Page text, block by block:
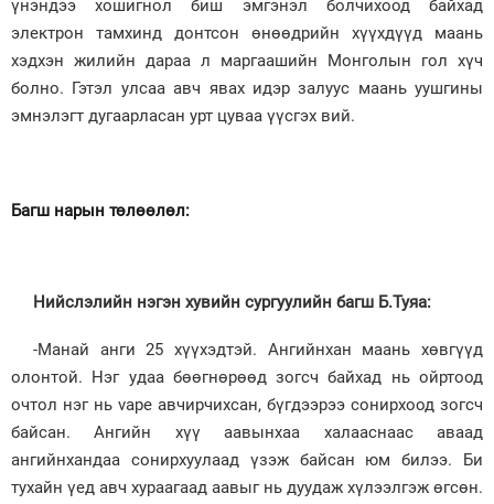
үнэндээ хошигнол биш эмгэнэл болчихоод байхад
электрон тамхинд донтсон өнөөдрийн хүүхдүүд маань
хэдхэн жилийн дараа л маргаашийн Монголын гол хүч
болно. Гэтэл улсаа авч явах идэр залуус маань уушгины
эмнэлэгт дугаарласан урт цуваа үүсгэх вий.
Багш нарын төлөөлөл:
Нийслэлийн нэгэн хувийн сургуулийн багш Б.Туяа:
-Манай анги 25 хүүхэдтэй. Ангийнхан маань хөвгүүд
олонтой. Нэг удаа бөөгнөрөөд зогсч байхад нь ойртоод
очтол нэг нь vape авчирчихсан, бүгдээрээ сонирхоод зогсч
байсан. Ангийн хүү аавынхаа халааснаас аваад
ангийнхандаа сонирхуулаад үзэж байсан юм билээ. Би
тухайн үед авч хураагаад аавыг нь дуудаж хүлээлгэж өгсөн.